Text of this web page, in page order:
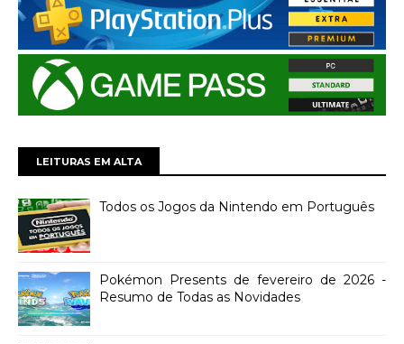
LEITURAS EM ALTA
Todos os Jogos da Nintendo em Português
Pokémon Presents de fevereiro de 2026 -
Resumo de Todas as Novidades